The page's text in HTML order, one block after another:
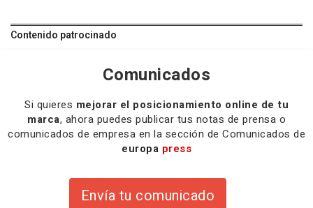
Contenido patrocinado
Comunicados
Si quieres mejorar el posicionamiento online de tu
marca, ahora puedes publicar tus notas de prensa o
comunicados de empresa en la sección de Comunicados de
europa press
Envía tu comunicado